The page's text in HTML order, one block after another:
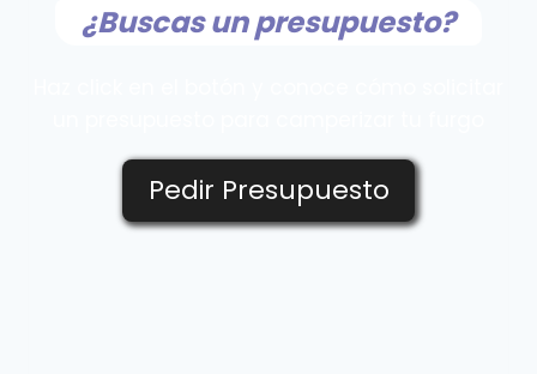
¿Buscas un presupuesto?
Pedir Presupuesto